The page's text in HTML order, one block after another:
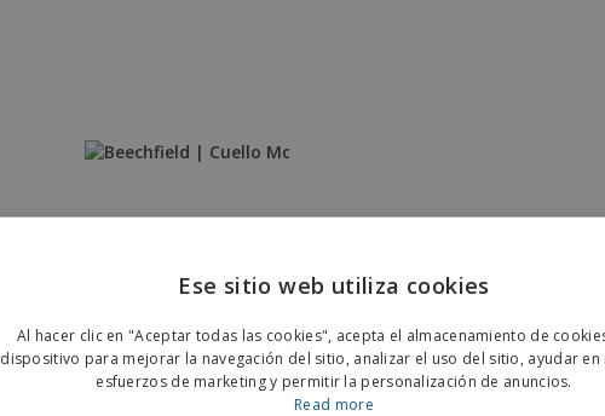
Ese sitio web utiliza cookies
Al hacer clic en "Aceptar todas las cookies", acepta el almacenamiento de
dispositivo para mejorar la navegación del sitio, analizar el uso del sitio, ayudar en
esfuerzos de marketing y permitir la personalización de anuncios.
Read more